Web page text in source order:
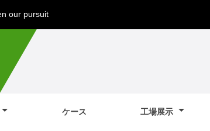
our pursuit
ケース 工場展示